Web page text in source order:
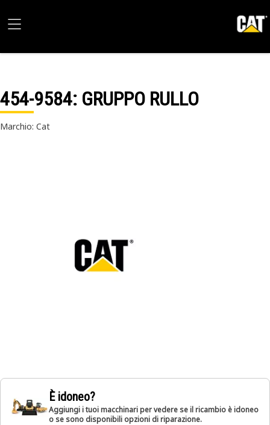
454-9584: GRUPPO RULLO
Marchio: Cat
È idoneo?
Aggiungi i tuoi macchinari per vedere se il ricambio è idoneo
o se sono disponibili opzioni di riparazione.